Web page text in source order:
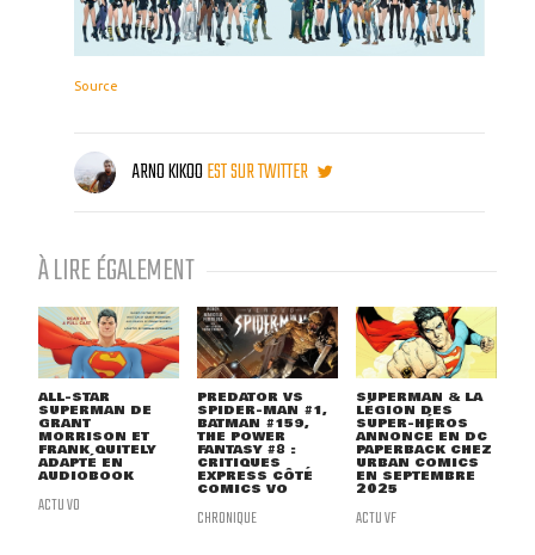
Source
ARNO KIKOOEST SUR TWITTER
À LIRE ÉGALEMENT
ALL-STAR
SUPERMAN DE
GRANT
MORRISON ET
FRANK QUITELY
ADAPTÉ EN
AUDIOBOOK
ACTU VO
PREDATOR VS
SPIDER-MAN #1,
BATMAN #159,
THE POWER
FANTASY #8 :
CRITIQUES
EXPRESS CÔTÉ
COMICS VO
CHRONIQUE
SUPERMAN & LA
LÉGION DES
SUPER-HÉROS
ANNONCÉ EN DC
PAPERBACK CHEZ
URBAN COMICS
EN SEPTEMBRE
2025
ACTU VF